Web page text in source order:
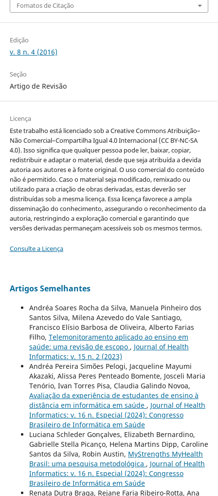
Fomatos de Citação
Edição
v. 8 n. 4 (2016)
Seção
Artigo de Revisão
Licença
Este trabalho está licenciado sob a Creative Commons Atribuição–
Não Comercial–Compartilha Igual 4.0 Internacional (CC BY-NC-SA
4.0). Isso significa que qualquer pessoa pode ler, baixar, copiar,
redistribuir e adaptar o material, desde que seja atribuída a devida
autoria aos autores e à fonte original. O uso comercial do conteúdo
não é permitido. Caso o material seja modificado, remixado ou
utilizado para a criação de obras derivadas, estas deverão ser
distribuídas sob a mesma licença. Essa licença favorece a ampla
disseminação do conhecimento, assegurando o reconhecimento da
autoria, restringindo a exploração comercial e garantindo que
versões derivadas permaneçam acessíveis sob os mesmos termos.
Consulte a Licença
Artigos Semelhantes
Andréa Soares Rocha da Silva, Manuela Pinheiro dos
Santos Silva, Milena Azevedo do Vale Santiago,
Francisco Elísio Barbosa de Oliveira, Alberto Farias
Filho, Telemonitoramento aplicado ao ensino em
saúde: uma revisão de escopo , Journal of Health
Informatics: v. 15 n. 2 (2023)
Andréa Pereira Simões Pelogi, Jacqueline Mayumi
Akazaki, Alissa Peres Penteado Bomente, Josceli Maria
Tenório, Ivan Torres Pisa, Claudia Galindo Novoa,
Avaliação da experiência de estudantes de ensino à
distância em informática em saúde , Journal of Health
Informatics: v. 16 n. Especial (2024): Congresso
Brasileiro de Informática em Saúde
Luciana Schleder Gonçalves, Elizabeth Bernardino,
Gabrielle Stella Picanço, Helena Martins Dipp, Caroline
Santos da Silva, Robin Austin, MyStrengths MyHealth
Brasil: uma pesquisa metodológica , Journal of Health
Informatics: v. 16 n. Especial (2024): Congresso
Brasileiro de Informática em Saúde
Renata Dutra Braga, Rejane Faria Ribeiro-Rotta, Ana